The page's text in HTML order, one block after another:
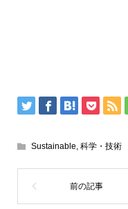
Sustainable 科学・技術